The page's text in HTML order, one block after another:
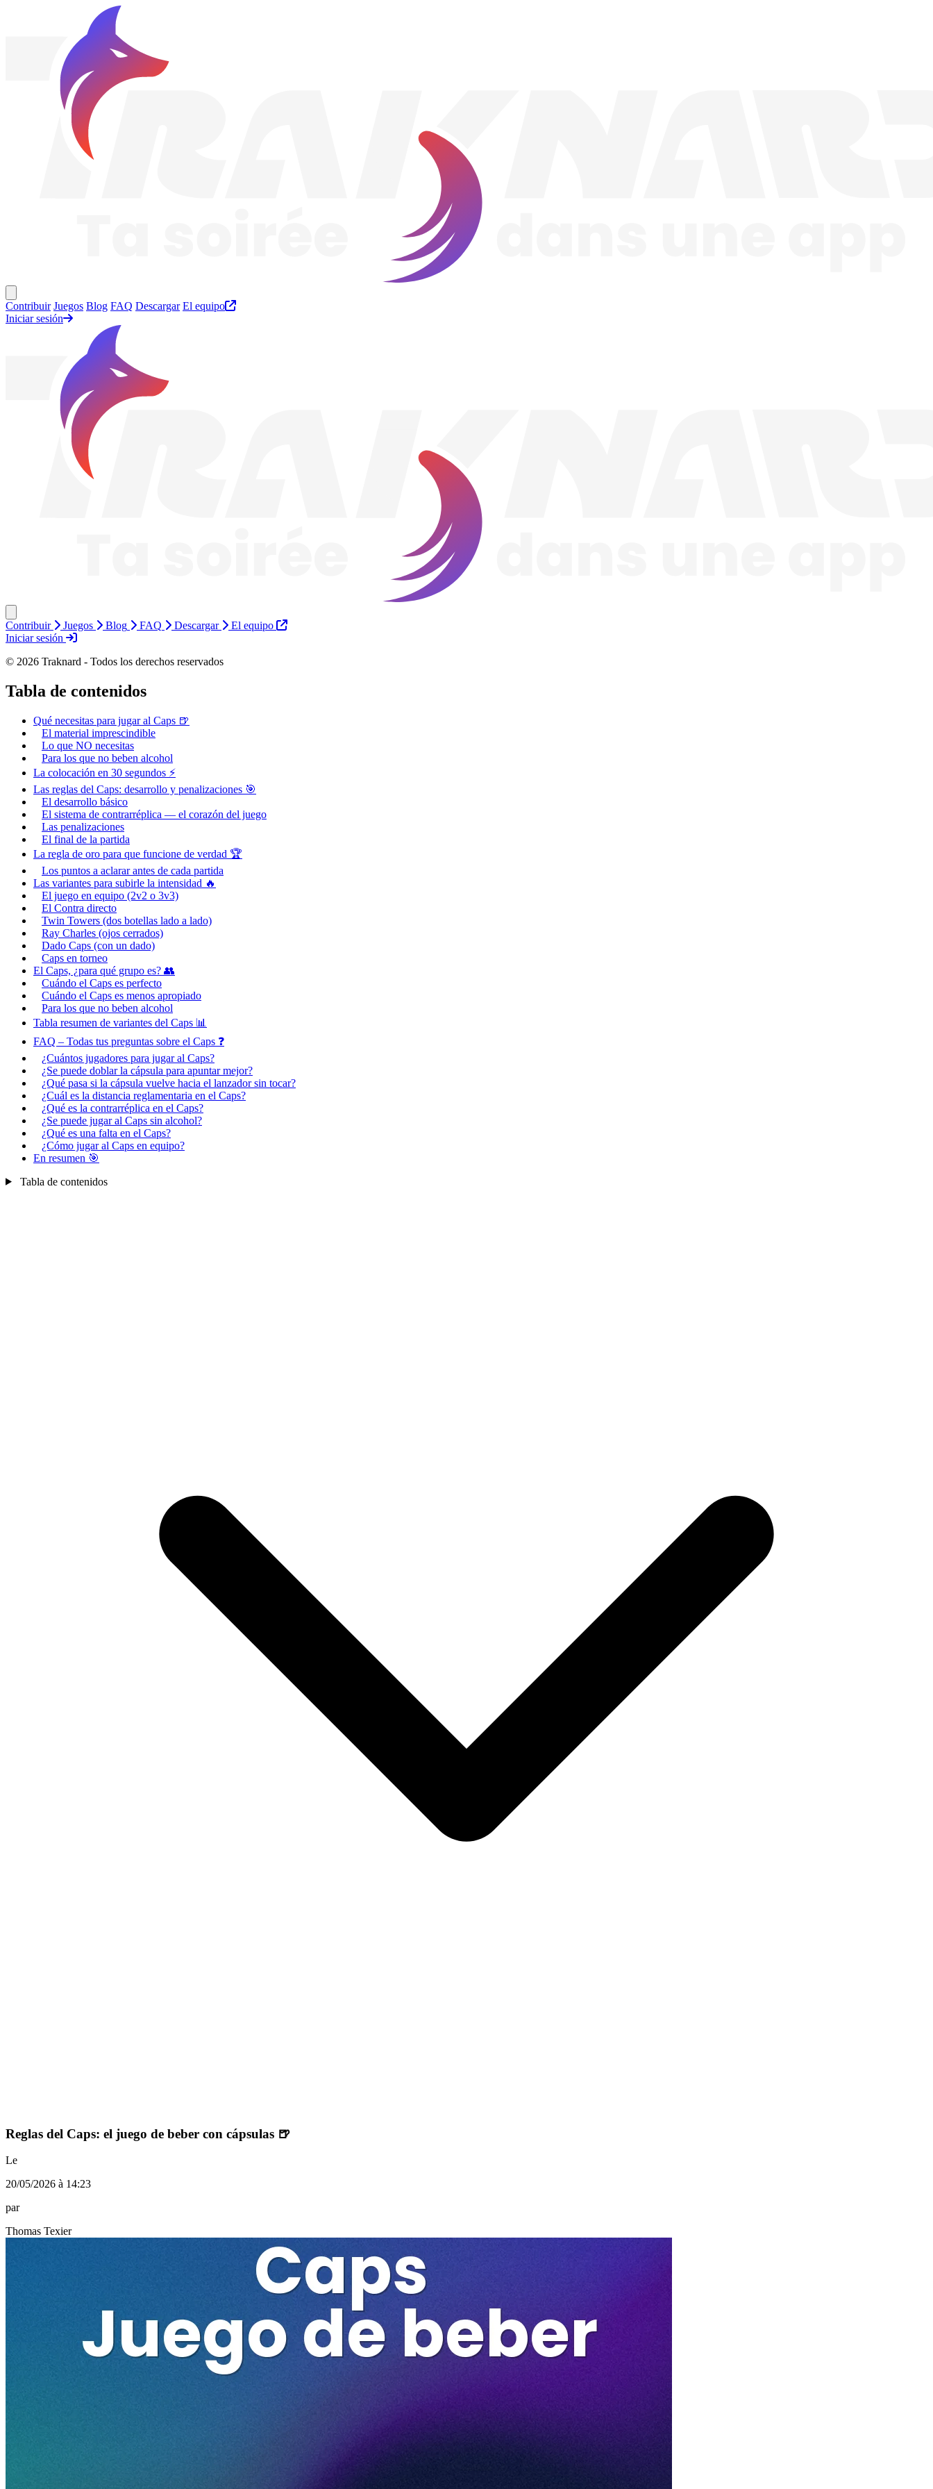
Contribuir Juegos Blog FAQ Descargar El equipo
Iniciar sesión
Contribuir Juegos Blog FAQ Descargar
El equipo
Iniciar sesión
© 2026 Traknard - Todos los derechos reservados
Tabla de contenidos
Qué necesitas para jugar al Caps 🍺
El material imprescindible
Lo que NO necesitas
Para los que no beben alcohol
La colocación en 30 segundos ⚡
Las reglas del Caps: desarrollo y penalizaciones 🎯
El desarrollo básico
El sistema de contrarréplica — el corazón del juego
Las penalizaciones
El final de la partida
La regla de oro para que funcione de verdad 🏆
Los puntos a aclarar antes de cada partida
Las variantes para subirle la intensidad 🔥
El juego en equipo (2v2 o 3v3)
El Contra directo
Twin Towers (dos botellas lado a lado)
Ray Charles (ojos cerrados)
Dado Caps (con un dado)
Caps en torneo
El Caps, ¿para qué grupo es? 👥
Cuándo el Caps es perfecto
Cuándo el Caps es menos apropiado
Para los que no beben alcohol
Tabla resumen de variantes del Caps 📊
FAQ – Todas tus preguntas sobre el Caps ❓
¿Cuántos jugadores para jugar al Caps?
¿Se puede doblar la cápsula para apuntar mejor?
¿Qué pasa si la cápsula vuelve hacia el lanzador sin tocar?
¿Cuál es la distancia reglamentaria en el Caps?
¿Qué es la contrarréplica en el Caps?
¿Se puede jugar al Caps sin alcohol?
¿Qué es una falta en el Caps?
¿Cómo jugar al Caps en equipo?
En resumen 🎯
Tabla de contenidos
Reglas del Caps: el juego de beber con cápsulas 🍺
Le
20/05/2026 à 14:23
par
Thomas Texier